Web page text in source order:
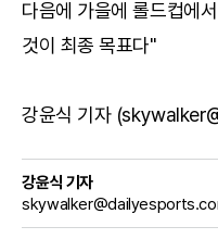
다음에 가을에 롤드컵에
것이 최종 목표다"
강윤식 기자
강윤식 기자